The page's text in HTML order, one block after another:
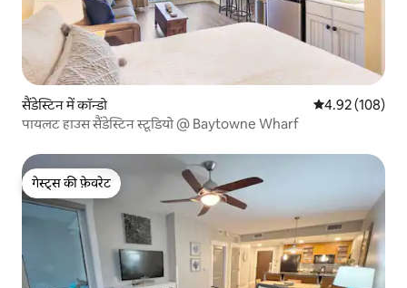
सैंडेस्टिन में कॉन्डो औसत रेटिंग 5 में से
4.92 (108)
पायलट हाउस सैंडेस्टिन स्टूडियो @ Baytowne Wharf
गेस्ट्स की फ़ेवरेट
गेस्ट्स की फ़ेवरेट